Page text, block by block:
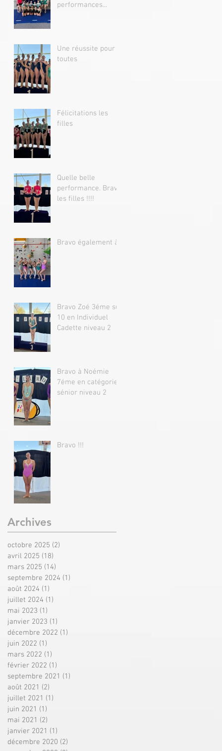
performances...
Une réussite pour
toutes
Félicitations les
filles
Quelle belle
performance. Bravo
les filles !!!!
Bravo également à
Bravo Zoé 3éme sur
10 en Individuel
Cadette niveau 2
Bravo à Noémie
7éme en catégorie
sénior niveau 2
Bravo !!!
Archives
octobre 2025 (2)
avril 2025 (18)
mars 2025 (14)
septembre 2024 (1)
août 2024 (1)
juillet 2024 (1)
mai 2023 (1)
janvier 2023 (1)
décembre 2022 (1)
juin 2022 (1)
mars 2022 (1)
février 2022 (1)
septembre 2021 (1)
août 2021 (2)
juillet 2021 (1)
juin 2021 (1)
mai 2021 (2)
janvier 2021 (1)
décembre 2020 (2)